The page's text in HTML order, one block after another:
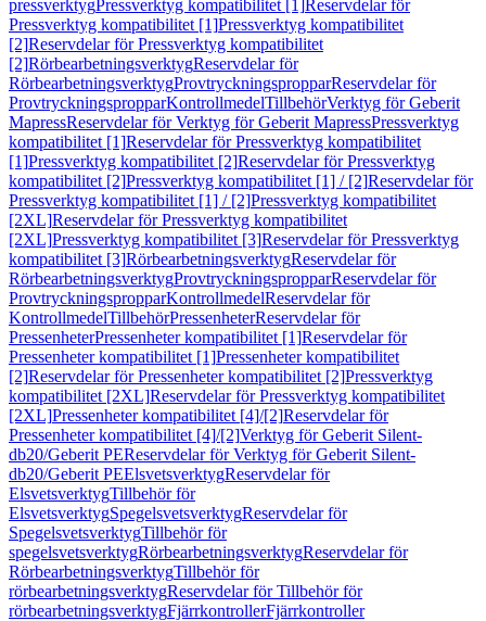
pressverktygPressverktyg kompatibilitet [1]Reservdelar för
Pressverktyg kompatibilitet [1]Pressverktyg kompatibilitet
[2]Reservdelar för Pressverktyg kompatibilitet
[2]RörbearbetningsverktygReservdelar för
RörbearbetningsverktygProvtryckningspropparReservdelar för
ProvtryckningspropparKontrollmedelTillbehörVerktyg för Geberit
MapressReservdelar för Verktyg för Geberit MapressPressverktyg
kompatibilitet [1]Reservdelar för Pressverktyg kompatibilitet
[1]Pressverktyg kompatibilitet [2]Reservdelar för Pressverktyg
kompatibilitet [2]Pressverktyg kompatibilitet [1] / [2]Reservdelar för
Pressverktyg kompatibilitet [1] / [2]Pressverktyg kompatibilitet
[2XL]Reservdelar för Pressverktyg kompatibilitet
[2XL]Pressverktyg kompatibilitet [3]Reservdelar för Pressverktyg
kompatibilitet [3]RörbearbetningsverktygReservdelar för
RörbearbetningsverktygProvtryckningspropparReservdelar för
ProvtryckningspropparKontrollmedelReservdelar för
KontrollmedelTillbehörPressenheterReservdelar för
PressenheterPressenheter kompatibilitet [1]Reservdelar för
Pressenheter kompatibilitet [1]Pressenheter kompatibilitet
[2]Reservdelar för Pressenheter kompatibilitet [2]Pressverktyg
kompatibilitet [2XL]Reservdelar för Pressverktyg kompatibilitet
[2XL]Pressenheter kompatibilitet [4]/[2]Reservdelar för
Pressenheter kompatibilitet [4]/[2]Verktyg för Geberit Silent-
db20/Geberit PEReservdelar för Verktyg för Geberit Silent-
db20/Geberit PEElsvetsverktygReservdelar för
ElsvetsverktygTillbehör för
ElsvetsverktygSpegelsvetsverktygReservdelar för
SpegelsvetsverktygTillbehör för
spegelsvetsverktygRörbearbetningsverktygReservdelar för
RörbearbetningsverktygTillbehör för
rörbearbetningsverktygReservdelar för Tillbehör för
rörbearbetningsverktygFjärrkontrollerFjärrkontroller